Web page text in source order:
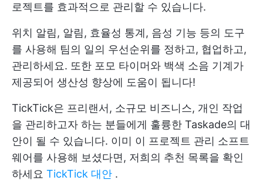
로젝트를 효과적으로 관리할 수 있습니다.
위치 알림, 알림, 효율성 통계, 음성 기능 등의 도구
를 사용해 팀의 일의 우선순위를 정하고, 협업하고,
관리하세요. 또한 포모 타이머와 백색 소음 기계가
제공되어 생산성 향상에 도움이 됩니다!
TickTick은 프리랜서, 소규모 비즈니스, 개인 작업
을 관리하고자 하는 분들에게 훌륭한 Taskade의 대
안이 될 수 있습니다. 이미 이 프로젝트 관리 소프트
웨어를 사용해 보셨다면, 저희의 추천 목록을 확인
하세요 TickTick 대안 .